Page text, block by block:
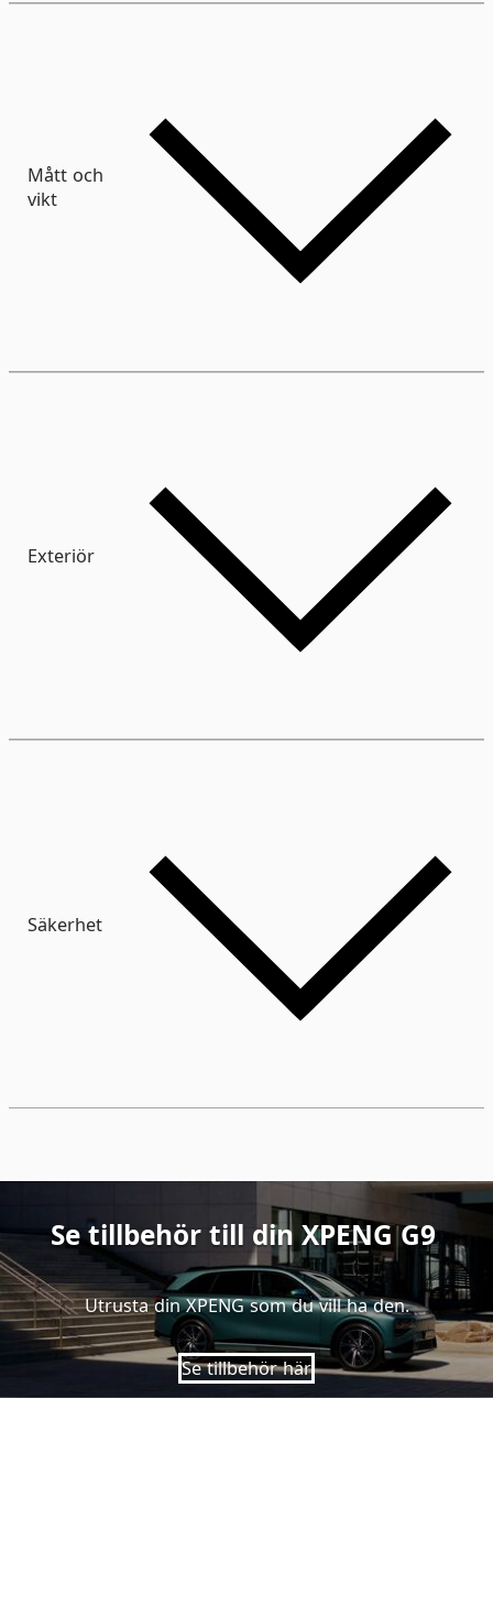
Mått och
vikt
Exteriör
Säkerhet
Se tillbehör till din XPENG G9
Utrusta din XPENG som du vill ha den.
Se tillbehör här